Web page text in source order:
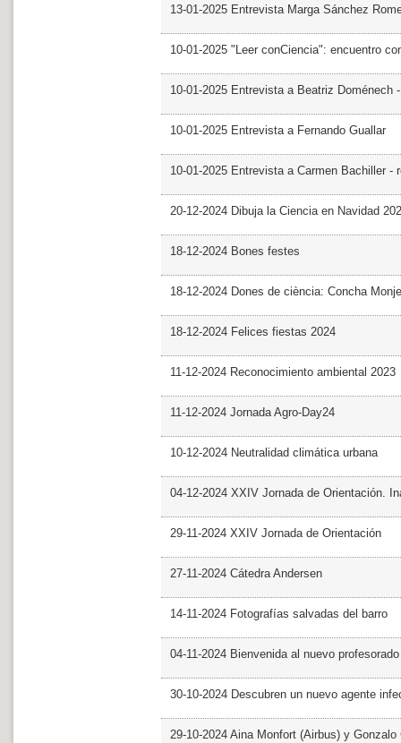
13-01-2025 Entrevista Marga Sánchez
10-01-2025 "Leer conCiencia": encuentro
10-01-2025 Entrevista a Beatriz Doménech
10-01-2025 Entrevista a Fernando Guallar
10-01-2025 Entrevista a Carmen Bachiller -
20-12-2024 Dibuja la Ciencia en Navidad
18-12-2024 Bones festes
18-12-2024 Dones de ciència: Concha Monje
18-12-2024 Felices fiestas 2024
11-12-2024 Reconocimiento ambiental 2023
11-12-2024 Jornada Agro-Day24
10-12-2024 Neutralidad climática urbana
04-12-2024 XXIV Jornada de Orientación.
29-11-2024 XXIV Jornada de Orientación
27-11-2024 Cátedra Andersen
14-11-2024 Fotografías salvadas del barro
04-11-2024 Bienvenida al nuevo profesorado
30-10-2024 Descubren un nuevo agente
29-10-2024 Aina Monfort (Airbus) y